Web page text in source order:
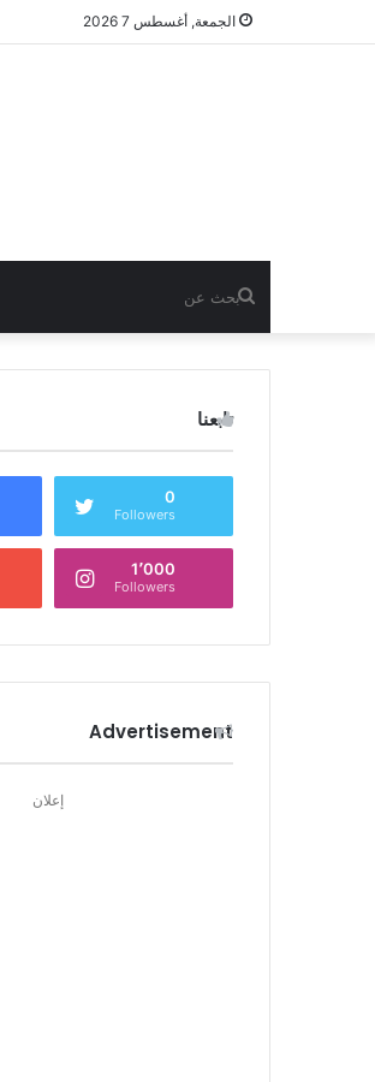
الجمعة, أغسطس 7 2026
بحث
عن
تابعنا
0
Followers
1٬000
Followers
Advertisement
إعلان